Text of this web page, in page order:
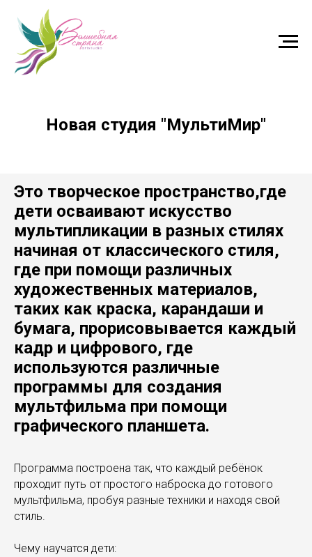
Новая студия "МультиМир"
Это творческое пространство,где
дети осваивают искусство
мультипликации в разных стилях
начиная от классического стиля,
где при помощи различных
художественных материалов,
таких как краска, карандаши и
бумага, прорисовывается каждый
кадр и цифрового, где
используются различные
программы для создания
мультфильма при помощи
графического планшета.
Программа построена так, что каждый ребёнок
проходит путь от простого наброска до готового
мультфильма, пробуя разные техники и находя свой
стиль.
Чему научатся дети: